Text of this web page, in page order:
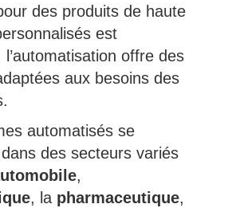
des produits de haute
est
offre des
aux besoins des
automatisés se
des secteurs variés
,
, la pharmaceutique,